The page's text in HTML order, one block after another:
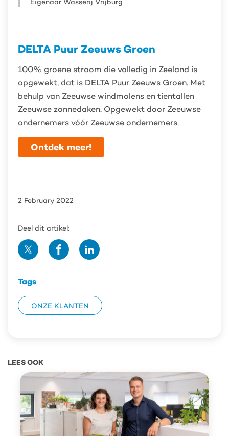
DELTA Puur Zeeuws Groen
100% groene stroom die volledig in Zeeland is
opgewekt, dat is DELTA Puur Zeeuws Groen. Met
behulp van Zeeuwse windmolens en tientallen
Zeeuwse zonnedaken. Opgewekt door Zeeuwse
ondernemers vóór Zeeuwse ondernemers.
Ontdek meer!
2 February 2022
Deel dit artikel:
Deel
op
Deel
op
Deel
op
Tags
ONZE KLANTEN
LEES OOK